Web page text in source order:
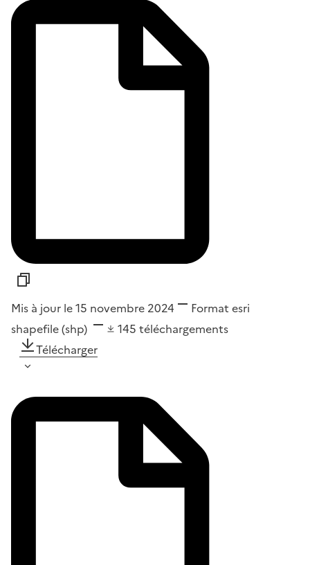
Mis à jour le 15 novembre 2024 Format esri
shapefile (shp)
145 téléchargements
Télécharger